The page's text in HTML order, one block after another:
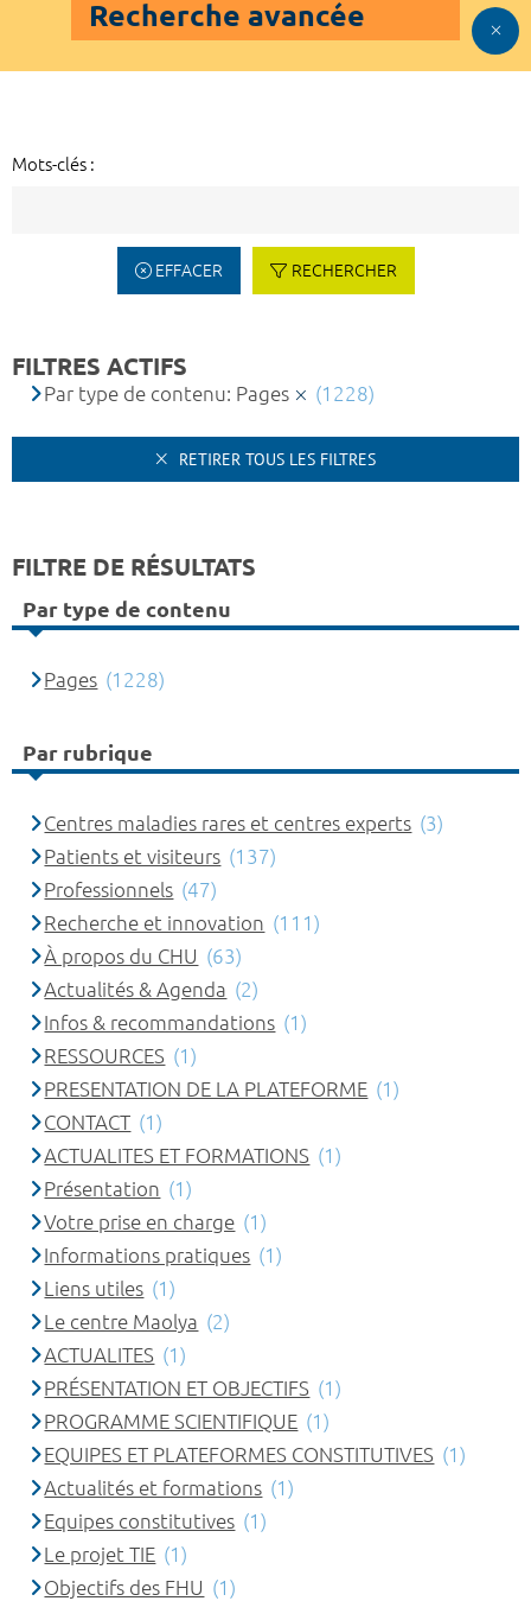
Recherche avancée
Mots-clés :
EFFACER RECHERCHER
FILTRES ACTIFS
Par type de contenu: Pages (1228)
RETIRER TOUS LES FILTRES
FILTRE DE RÉSULTATS
Par type de contenu
Pages (1228)
Par rubrique
Centres maladies rares et centres experts (3)
Patients et visiteurs (137)
Professionnels (47)
Recherche et innovation (111)
À propos du CHU (63)
Actualités & Agenda (2)
Infos & recommandations (1)
RESSOURCES (1)
PRESENTATION DE LA PLATEFORME (1)
CONTACT (1)
ACTUALITES ET FORMATIONS (1)
Présentation (1)
Votre prise en charge (1)
Informations pratiques (1)
Liens utiles (1)
Le centre Maolya (2)
ACTUALITES (1)
PRÉSENTATION ET OBJECTIFS (1)
PROGRAMME SCIENTIFIQUE (1)
EQUIPES ET PLATEFORMES CONSTITUTIVES (1)
Actualités et formations (1)
Equipes constitutives (1)
Le projet TIE (1)
Objectifs des FHU (1)